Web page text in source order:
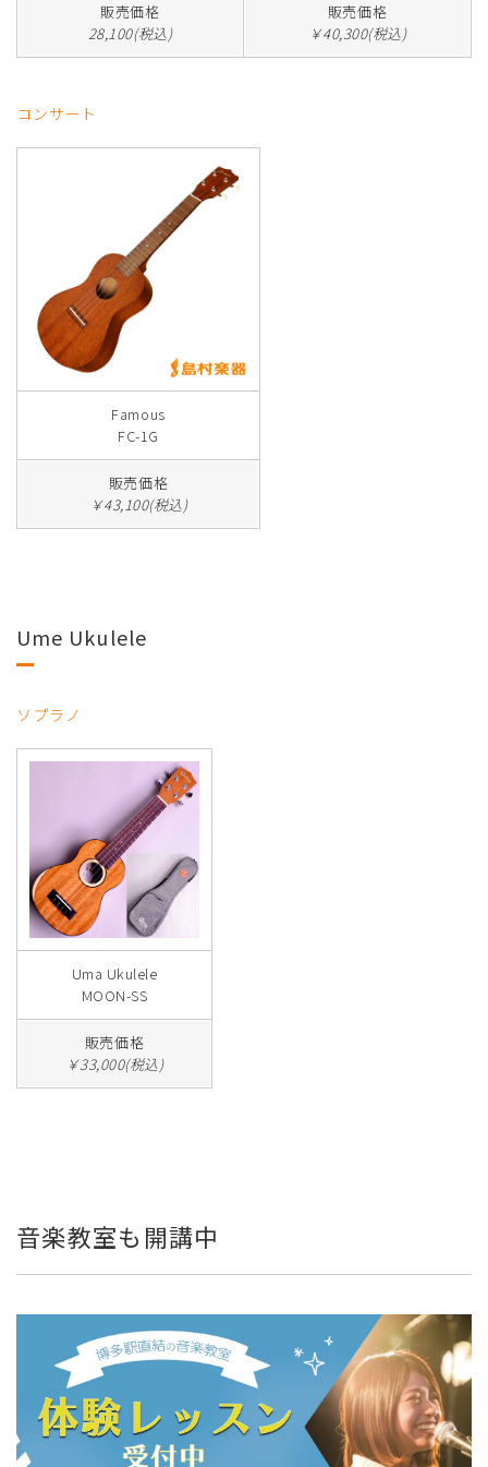
販売価格
28,100(税込)
販売価格
￥40,300(税込)
コンサート
Famous
FC-1G
販売価格
￥43,100(税込)
Ume Ukulele
ソプラノ
Uma Ukulele
MOON-SS
販売価格
￥33,000(税込)
音楽教室も開講中